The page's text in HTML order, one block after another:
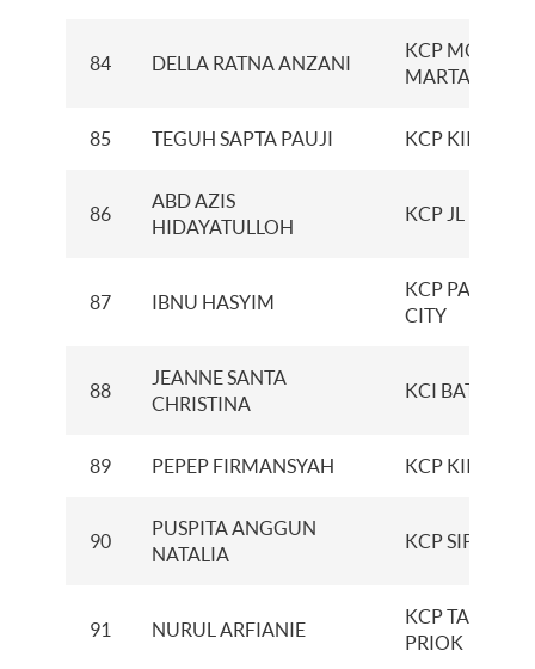
84 DELLA RATNA ANZANI
KCP MOBILE
85 TEGUH SAPTA PAUJI KCP KIIC
86
ABD AZIS
HIDAYATULLOH
KCP JL KAWI
87 IBNU HASYIM
KCP
CITY
88
JEANNE SANTA
CHRISTINA
KCI BATAM
89 PEPEP FIRMANSYAH KCP KIIC
90
PUSPITA ANGGUN
NATALIA
KCP SIPIN
91 NURUL ARFIANIE
KCP TANJUNG
PRIOK